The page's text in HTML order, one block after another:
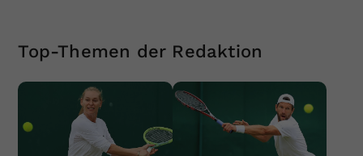
Top-Themen der Redaktion